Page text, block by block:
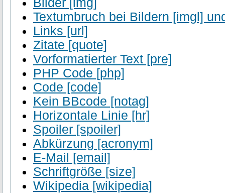
Textumbruch bei Bildern [imgl]
Links [url]
Zitate [quote]
Vorformatierter Text [pre]
PHP Code [php]
Code [code]
Kein BBcode [notag]
Horizontale Linie [hr]
Spoiler [spoiler]
Abkürzung [acronym]
E-Mail [email]
Schriftgröße [size]
Wikipedia [wikipedia]